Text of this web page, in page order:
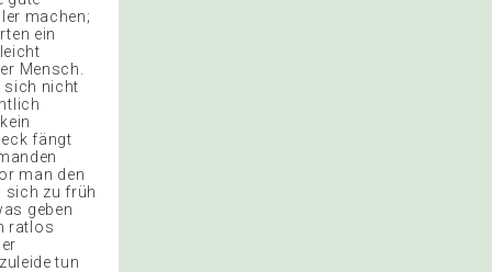
machen;
ein
Mensch.
sich nicht
fängt
man den
sich zu früh
geben
ratlos
tun